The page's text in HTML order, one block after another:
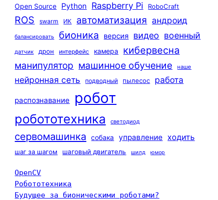
Open Source Python Raspberry Pi RoboCraft
ROS swarm ИК автоматизация андроид
балансировать бионика версия видео военный
датчик дрон интерфейс камера кибервесна
манипулятор машинное обучение наше
нейронная сеть подводный пылесос работа
распознавание робот
робототехника светодиод
сервомашинка собака управление ходить
шаг за шагом шаговый двигатель шилд юмор
OpenCV
Робототехника
Будущее за бионическими роботами?